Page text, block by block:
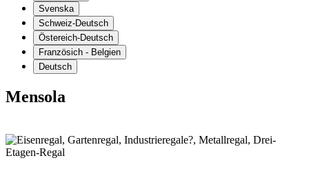
Svenska
Schweiz-Deutsch
Östereich-Deutsch
Französich - Belgien
Deutsch
Mensola